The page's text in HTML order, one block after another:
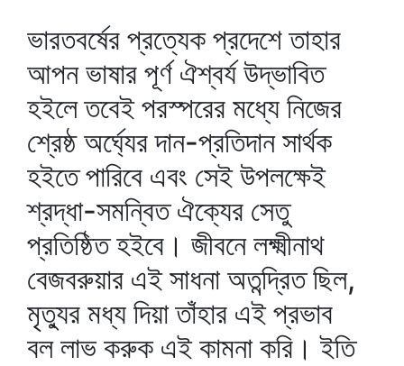
ভারতবর্ষের প্রত্যেক প্রদেশে তাহার
আপন ভাষার পূর্ণ ঐশ্বর্য উদ্ভাবিত
হইলে তবেই পরস্পরের মধ্যে নিজের
শ্রেষ্ঠ অর্ঘ্যের দান-প্রতিদান সার্থক
হইতে পারিবে এবং সেই উপলক্ষেই
শ্রদ্ধা-সমন্বিত ঐক্যের সেতু
প্রতিষ্ঠিত হইবে। জীবনে লক্ষ্মীনাথ
বেজবরুয়ার এই সাধনা অতন্দ্রিত ছিল,
মৃত্যুর মধ্য দিয়া তাঁহার এই প্রভাব
বল লাভ করুক এই কামনা করি। ইতি